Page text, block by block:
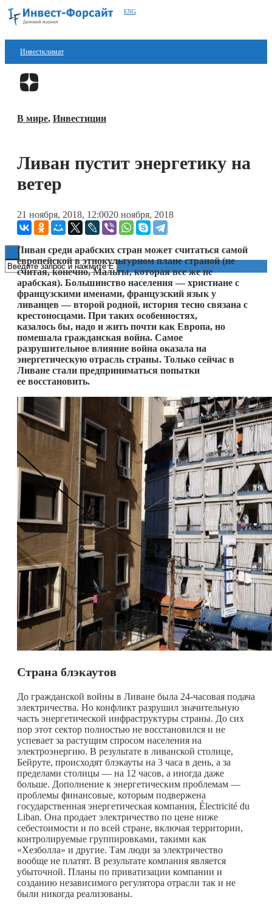
ENG
Инвестклимат
Финансы
Блокчейн
Книги
В мире, Инвестиции
Ливан пустит энергетику на
ветер
21 ноября, 2018, 12:0020 ноября, 2018
Ливан среди арабских стран может считаться самой
европейской в этнокультурном плане страной (не
считая, конечно, Мальты, которая все же не
арабская). Большинство населения — христиане с
французскими именами, французский язык у
ливанцев — второй родной, история тесно связана с
крестоносцами. При таких особенностях,
казалось бы, надо и жить почти как Европа, но
помешала гражданская война. Самое
разрушительное влияние война оказала на
энергетическую отрасль страны. Только сейчас в
Ливане стали предприниматься попытки
ее восстановить.
Страна блэкаутов
До гражданской войны в Ливане была 24-часовая подача
электричества. Но конфликт разрушил значительную
часть энергетической инфраструктуры страны. До сих
пор этот сектор полностью не восстановился и не
успевает за растущим спросом населения на
электроэнергию. В результате в ливанской столице,
Бейруте, происходят блэкауты на 3 часа в день, а за
пределами столицы — на 12 часов, а иногда даже
больше. Дополнение к энергетическим проблемам —
проблемы финансовые, которым подвержена
государственная энергетическая компания, Électricité du
Liban. Она продает электричество по цене ниже
себестоимости и по всей стране, включая территории,
контролируемые группировками, такими как
«Хезболла» и другие. Там люди за электричество
вообще не платят. В результате компания является
убыточной. Планы по приватизации компании и
созданию независимого регулятора отрасли так и не
были никогда реализованы.